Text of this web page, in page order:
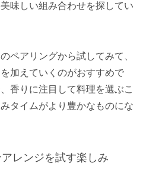
味しい組み合わせを探してい
ペアリングから試してみて、
加えていくのがおすすめで
香りに注目して料理を選ぶこ
タイムがより豊かなものにな
レンジを試す楽しみ